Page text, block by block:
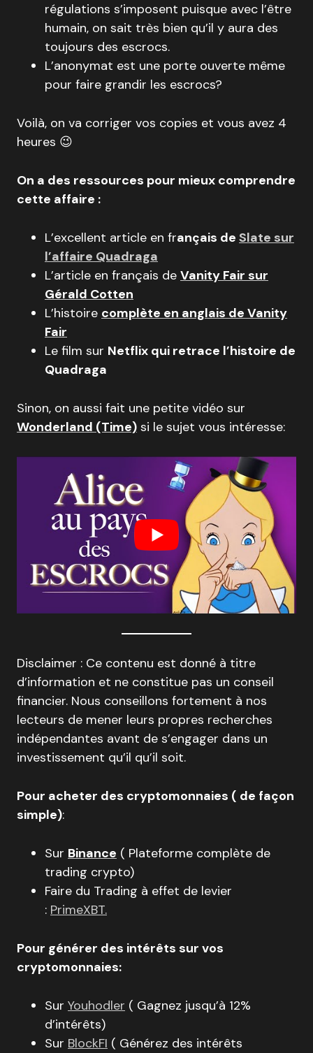
régulations s’imposent puisque avec l’être
humain, on sait très bien qu’il y aura des
toujours des escrocs.
L’anonymat est une porte ouverte même
pour faire grandir les escrocs?
Voilà, on va corriger vos copies et vous avez 4
heures 😉
On a des ressources pour mieux comprendre
cette affaire :
L’excellent article en français de Slate sur
l’affaire Quadraga
L’article en français de Vanity Fair sur
Gérald Cotten
L’histoire complète en anglais de Vanity
Fair
Le film sur Netflix qui retrace l’histoire de
Quadraga
Sinon, on aussi fait une petite vidéo sur
Wonderland (Time) si le sujet vous intéresse:
Disclaimer : Ce contenu est donné à titre
d’information et ne constitue pas un conseil
financier. Nous conseillons fortement à nos
lecteurs de mener leurs propres recherches
indépendantes avant de s’engager dans un
investissement qu’il qu’il soit.
Pour acheter des cryptomonnaies ( de façon
simple):
Sur Binance ( Plateforme complète de
trading crypto)
Faire du Trading à effet de levier
: PrimeXBT.
Pour générer des intérêts sur vos
cryptomonnaies:
Sur Youhodler ( Gagnez jusqu’à 12%
d’intérêts)
Sur BlockFI ( Générez des intérêts